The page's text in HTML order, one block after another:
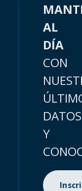
AL
DÍA
CON
DATOS
Y